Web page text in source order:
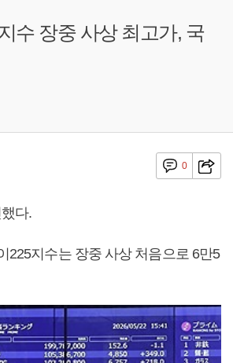
수 장중 사상 최고가, 국
0
다.
225지수는 장중 사상 처음으로 6만5